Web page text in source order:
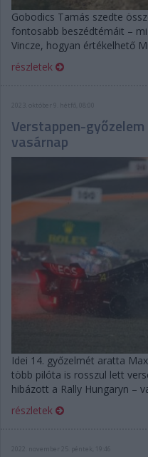
Gobodics Tamás szedte
fontosabb beszédtémáit –
Vincze, hogyan értékelhető
részletek
2023. október 9. hétfő, 08:00
Verstappen-
vasárnap
Idei 14. győzelmét aratta
több pilóta is rosszul lett
hibázott a Rally Hungaryn –
részletek
2022. november 25. péntek, 19:46